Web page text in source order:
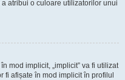
atribui o culoare utilizatorilor unui
mod implicit, „implicit” va fi utilizat
fi afișate în mod implicit în profilul